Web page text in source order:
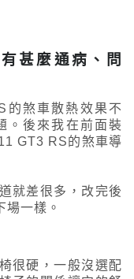
甚麼通病、問
的煞車散熱效果不
。後來我在前面裝
GT3 RS的煞車導
就差很多，改完後
場一樣。
很硬，一般沒選配